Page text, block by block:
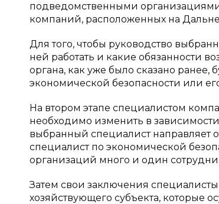
подведомственными
компаний, расположенных на
Для того, чтобы руководство
ней работать и какие обязанности
органа, как уже было сказано
экономической безопасности или
На втором этапе специалистом
необходимо изменить в
выбранный специалист направляет
специалист по экономической
организаций много и один
Затем свои заключения
хозяйствующего субъекта, которые